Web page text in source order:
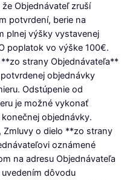
Objednávateľ zruší
potvrdení, berie na
plnej výšky vystavenej
poplatok vo výške 100€.
strany Objednávateľa**
objednávky
Odstúpenie od
je možné vykonať
objednávky.
o dielo **zo strany
oznámené
na adresu Objednávateľa
dôvodu